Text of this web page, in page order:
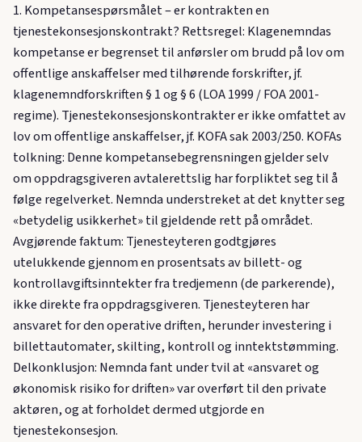
1. Kompetansespørsmålet – er kontrakten en
tjenestekonsesjonskontrakt? Rettsregel: Klagenemndas
kompetanse er begrenset til anførsler om brudd på lov om
offentlige anskaffelser med tilhørende forskrifter, jf.
klagenemndforskriften § 1 og § 6 (LOA 1999 / FOA 2001-
regime). Tjenestekonsesjonskontrakter er ikke omfattet av
lov om offentlige anskaffelser, jf. KOFA sak 2003/250. KOFAs
tolkning: Denne kompetansebegrensningen gjelder selv
om oppdragsgiveren avtalerettslig har forpliktet seg til å
følge regelverket. Nemnda understreket at det knytter seg
«betydelig usikkerhet» til gjeldende rett på området.
Avgjørende faktum: Tjenesteyteren godtgjøres
utelukkende gjennom en prosentsats av billett- og
kontrollavgiftsinntekter fra tredjemenn (de parkerende),
ikke direkte fra oppdragsgiveren. Tjenesteyteren har
ansvaret for den operative driften, herunder investering i
billettautomater, skilting, kontroll og inntektstømming.
Delkonklusjon: Nemnda fant under tvil at «ansvaret og
økonomisk risiko for driften» var overført til den private
aktøren, og at forholdet dermed utgjorde en
tjenestekonsesjon.